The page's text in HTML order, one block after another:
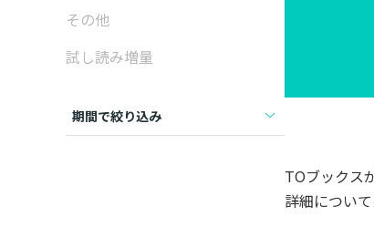
その他
試し読み増量
期間で絞り込み
TOブックス
詳細につい